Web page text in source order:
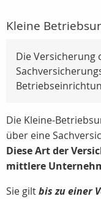
Kleine
Die
Die Kleine-
über eine
Diese Art der
mittlere
Sie giltbis zu einer